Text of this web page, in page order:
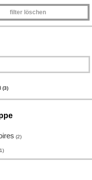
filter löschen
(3)
(2)